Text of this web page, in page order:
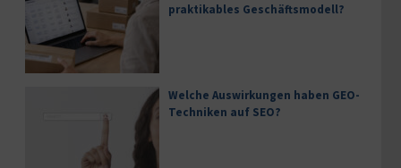
praktikables Geschäftsmodell?
Welche Auswirkungen haben GEO-
Techniken auf SEO?